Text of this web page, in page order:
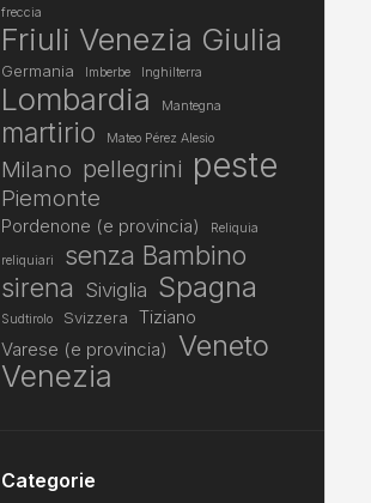
freccia
Friuli Venezia Giulia
Germania Imberbe Inghilterra
Lombardia Mantegna
martirio Mateo Pérez Alesio
Milano pellegrini peste
Piemonte
Pordenone (e provincia) Reliquia
reliquiari
senza Bambino
sirena Siviglia Spagna
Sudtirolo Svizzera
Tiziano
Varese (e provincia)
Veneto
Venezia
Categorie